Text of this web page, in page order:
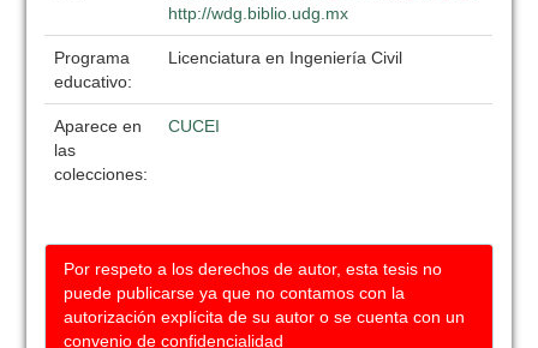
http://wdg.biblio.udg.mx
Programa
educativo:
Licenciatura en Ingeniería Civil
Aparece en
las
colecciones:
CUCEI
Por respeto a los derechos de autor, esta tesis no
puede publicarse ya que no contamos con la
autorización explícita de su autor o se cuenta con un
convenio de confidencialidad